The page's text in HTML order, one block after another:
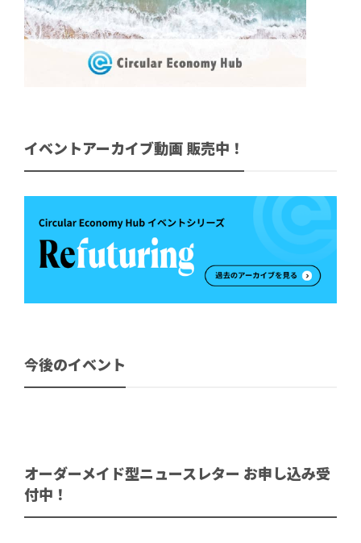
イベントアーカイブ動画 販売中！
今後のイベント
オーダーメイド型ニュースレター お申し込み受
付中！